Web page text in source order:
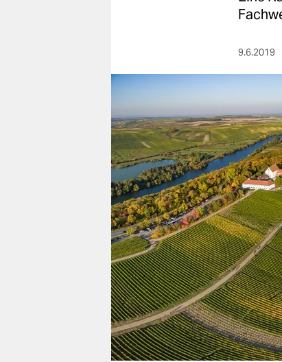
nord
wahrheit
verlag
verlag
veranstaltungen
shop
fragen & hilfe
unterstützen
abo
9.6.2019